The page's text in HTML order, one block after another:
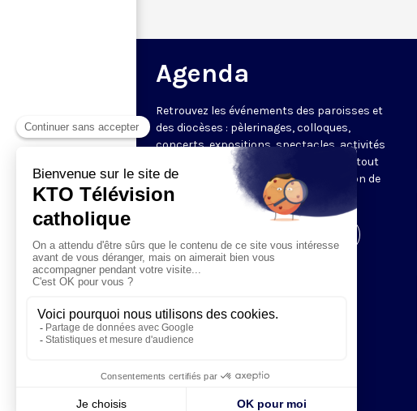
Agenda
Retrouvez les événements des paroisses et
des diocèses : pèlerinages, colloques,
concerts, expositions, spectacles, activités
pour les enfants. Des rendez-vous partout
en France sélectionnés par la rédaction de
KTO.